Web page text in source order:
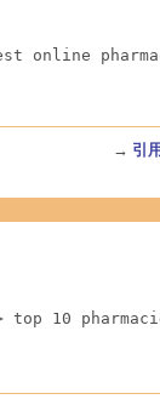
online
→ 引
top 10